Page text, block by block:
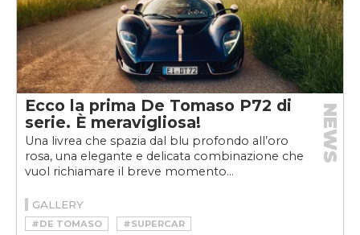
Ecco la prima De Tomaso P72 di
serie. È meravigliosa!
Una livrea che spazia dal blu profondo all’oro
rosa, una elegante e delicata combinazione che
vuol richiamare il breve momento...
NEWS
GALLERY
#DE TOMASO #SUPERCAR